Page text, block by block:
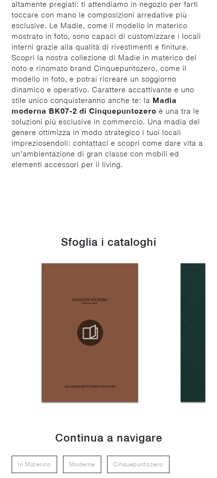
altamente pregiati: ti attendiamo in negozio per farti
toccare con mano le composizioni arredative più
esclusive. Le Madie, come il modello in materico
mostrato in foto, sono capaci di customizzare i locali
interni grazie alla qualità di rivestimenti e finiture.
Scopri la nostra collezione di Madie in materico del
noto e rinomato brand Cinquepuntozero, come il
modello in foto, e potrai ricreare un soggiorno
dinamico e operativo. Carattere accattivante e uno
stile unico conquisteranno anche te: la Madia
moderna BK07-2 di Cinquepuntozero è una tra le
soluzioni più esclusive in commercio. Una madia del
genere ottimizza in modo strategico i tuoi locali
impreziosendoli: contattaci e scopri come dare vita a
un'ambientazione di gran classe con mobili ed
elementi accessori per il living.
Sfoglia i cataloghi
Continua a navigare
In Materico Moderne Cinquepuntozero